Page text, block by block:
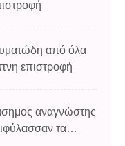
από όλα
επιστροφή
αναγνώστης
τα